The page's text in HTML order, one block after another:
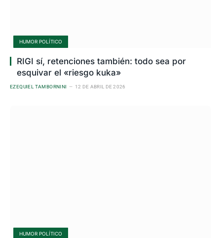
HUMOR POLÍTICO
RIGI sí, retenciones también: todo sea por
esquivar el «riesgo kuka»
EZEQUIEL TAMBORNINI 12 DE ABRIL DE 2026
HUMOR POLÍTICO